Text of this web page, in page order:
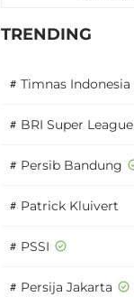
TRENDING
# Timnas Indonesia
# BRI Super League
# Persib Bandung
# Patrick Kluivert
# PSSI
# Persija Jakarta